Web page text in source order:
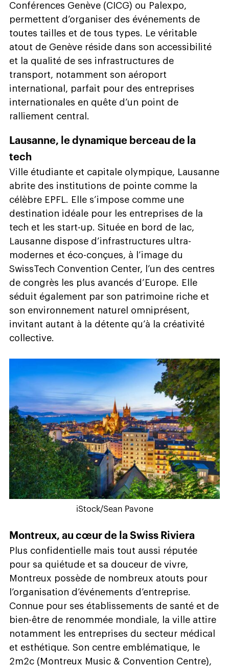
Conférences Genève (CICG) ou Palexpo,
permettent d’organiser des événements de
toutes tailles et de tous types. Le véritable
atout de Genève réside dans son accessibilité
et la qualité de ses infrastructures de
transport, notamment son aéroport
international, parfait pour des entreprises
internationales en quête d’un point de
ralliement central.
Lausanne, le dynamique berceau de la
tech
Ville étudiante et capitale olympique, Lausanne
abrite des institutions de pointe comme la
célèbre EPFL. Elle s’impose comme une
destination idéale pour les entreprises de la
tech et les start-up. Située en bord de lac,
Lausanne dispose d’infrastructures ultra-
modernes et éco-conçues, à l’image du
SwissTech Convention Center, l’un des centres
de congrès les plus avancés d’Europe. Elle
séduit également par son patrimoine riche et
son environnement naturel omniprésent,
invitant autant à la détente qu’à la créativité
collective.
iStock/Sean Pavone
Montreux, au cœur de la Swiss Riviera
Plus confidentielle mais tout aussi réputée
pour sa quiétude et sa douceur de vivre,
Montreux possède de nombreux atouts pour
l’organisation d’événements d’entreprise.
Connue pour ses établissements de santé et de
bien-être de renommée mondiale, la ville attire
notamment les entreprises du secteur médical
et esthétique. Son centre emblématique, le
2m2c (Montreux Music & Convention Centre),